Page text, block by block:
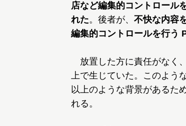
店など編集的コントロール
れた。後者が、 不快な内容
編集的コントロールを行う
放置した方に責任がなく
上で生じていた。このよう
以上のような背景があるた
れる。